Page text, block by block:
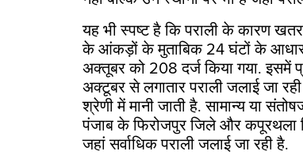
यह भी स्पष्ट है कि पराली के कारण
के आंकड़ों के मुताबिक 24घंटों के
अक्तूबर को 208 दर्ज किया गया. इसमें
अक्टूबर से लगातार पराली जलाई जा
श्रेणी में मानी जाती है. सामान्य या
पंजाब के फिरोजपुर जिले और कपूरथला
जहां सर्वाधिक पराली जलाई जा रही है.